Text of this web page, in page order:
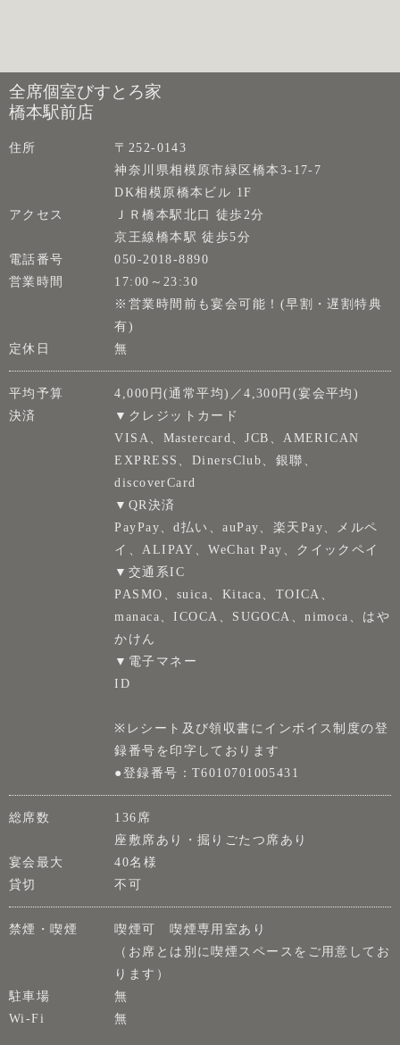
全席個室びすとろ家
橋本駅前店
住所
〒252-0143
神奈川県相模原市緑区橋本3-17-7
DK相模原橋本ビル 1F
アクセス
ＪＲ橋本駅北口 徒歩2分
京王線橋本駅 徒歩5分
電話番号
050-2018-8890
営業時間
17:00～23:30
※営業時間前も宴会可能！(早割・遅割特典
有)
定休日
無
平均予算
4,000円(通常平均)／4,300円(宴会平均)
決済
▼クレジットカード
VISA、Mastercard、JCB、AMERICAN
EXPRESS、DinersClub、銀聯、
discoverCard
▼QR決済
PayPay、d払い、auPay、楽天Pay、メルペ
イ、ALIPAY、WeChat Pay、クイックペイ
▼交通系IC
PASMO、suica、Kitaca、TOICA、
manaca、ICOCA、SUGOCA、nimoca、はや
かけん
▼電子マネー
ID
※レシート及び領収書にインボイス制度の登
録番号を印字しております
●登録番号：T6010701005431
総席数
136席
座敷席あり・掘りごたつ席あり
宴会最大
40名様
貸切
不可
禁煙・喫煙
喫煙可 喫煙専用室あり
（お席とは別に喫煙スペースをご用意してお
ります）
駐車場
無
Wi-Fi
無